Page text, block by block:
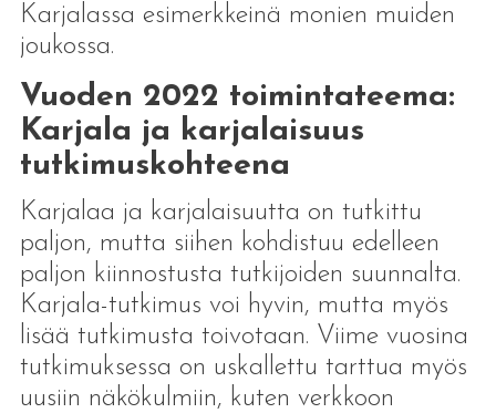
Karjalassa esimerkkeinä monien muiden
joukossa.
Vuoden 2022 toimintateema:
Karjala ja karjalaisuus
tutkimuskohteena
Karjalaa ja karjalaisuutta on tutkittu
paljon, mutta siihen kohdistuu edelleen
paljon kiinnostusta tutkijoiden suunnalta.
Karjala-tutkimus voi hyvin, mutta myös
lisää tutkimusta toivotaan. Viime vuosina
tutkimuksessa on uskallettu tarttua myös
uusiin näkökulmiin, kuten verkkoon